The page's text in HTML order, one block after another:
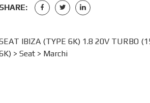
SHARE:
IBIZA (TYPE 6K) 1.8 20V TURBO
> Seat> Marchi